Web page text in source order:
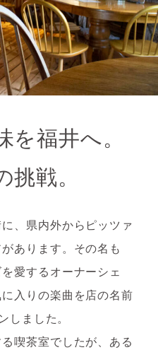
福井へ。
戦。
、県内外からピッツァ
あります。その名も
愛するオーナーシェ
入りの楽曲を店の名前
ました。
喫茶室でしたが、ある